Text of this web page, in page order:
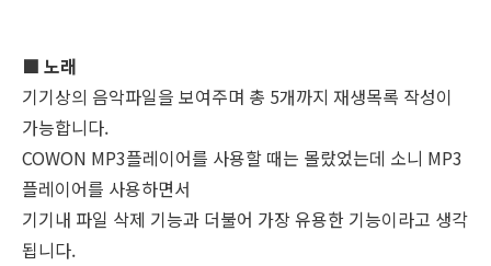
■ 노래
기기상의 음악파일을 보여주며 총 5개까지 재생목록 작성이
가능합니다.
COWON MP3플레이어를 사용할 때는 몰랐었는데 소니 MP3
플레이어를 사용하면서
기기내 파일 삭제 기능과 더불어 가장 유용한 기능이라고 생각
됩니다.